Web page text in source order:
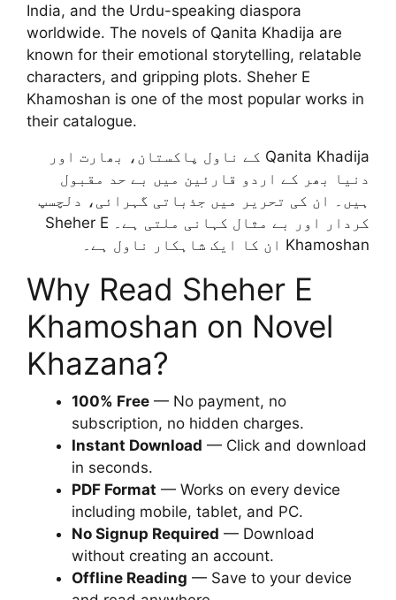
India, and the Urdu-speaking diaspora
worldwide. The novels of Qanita Khadija are
known for their emotional storytelling, relatable
characters, and gripping plots. Sheher E
Khamoshan is one of the most popular works in
their catalogue.
Qanita Khadija کے ناول پاکستان، بھارت اور
دنیا بھر کے اردو قارئین میں بے حد مقبول
ہیں۔ ان کی تحریر میں جذباتی گہرائی، دلچسپ
کردار اور بے مثال کہانی ملتی ہے۔ Sheher E
Khamoshan ان کا ایک شاہکار ناول ہے۔
Why Read Sheher E
Khamoshan on Novel
Khazana?
100% Free — No payment, no
subscription, no hidden charges.
Instant Download — Click and download
in seconds.
PDF Format — Works on every device
including mobile, tablet, and PC.
No Signup Required — Download
without creating an account.
Offline Reading — Save to your device